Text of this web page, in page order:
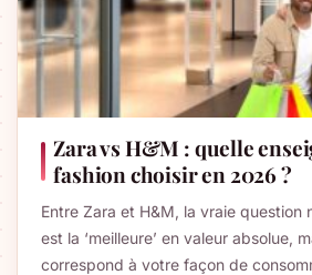
Zara vs H&M : quelle
fashion choisir en 2026 ?
Entre Zara et H&M, la vraie question
est la ‘meilleure’ en valeur absolue,
correspond à votre façon de